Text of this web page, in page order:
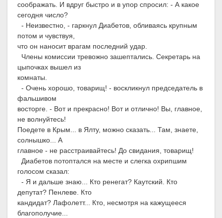
соображать. И вдруг быстро и в упор спросил: - А какое
сегодня число?
- Неизвестно, - гаркнул Диабетов, обливаясь крупным
потом и чувствуя,
что он наносит врагам последний удар.
Члены комиссии тревожно зашептались. Секретарь на
цыпочках вышел из
комнаты.
- Очень хорошо, товарищ! - воскликнул председатель в
фальшивом
восторге. - Вот и прекрасно! Вот и отлично! Вы, главное,
не волнуйтесь!
Поедете в Крым... в Ялту, можно сказать... Там, знаете,
солнышко... А
главное - не расстраивайтесь! До свидания, товарищ!
Диабетов потоптался на месте и слегка охрипшим
голосом сказал:
- Я и дальше знаю... Кто ренегат? Каутский. Кто
депутат? Пенлеве. Кто
кандидат? Лафолетт... Кто, несмотря на кажущееся
благополучие...